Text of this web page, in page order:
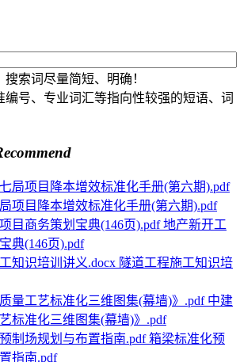
索词尽量简短、明确！
编号、专业词汇等指向性较强的短语、词
项目降本增效标准化手册(第六期).pdf
地产新开工
典(146页).pdf
隧道工程施工知识培
中建
标准化三维图集(幕墙)》.pdf
箱梁标准化预
指南.pdf